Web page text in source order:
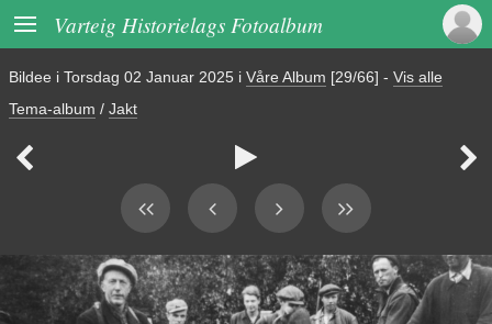
 Varteig Historielags Fotoalbum
Bildee i Torsdag 02 Januar 2025 i Våre Album [29/66] - Vis alle
Tema-album / Jakt
  